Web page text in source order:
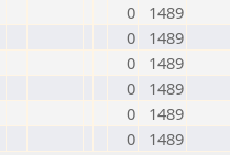
0
1489
0
1489
0
1489
0
1489
0
1489
0 1489